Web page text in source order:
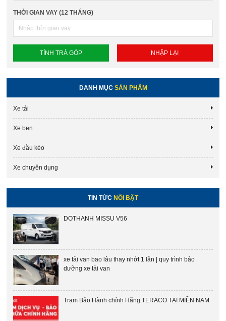
THỜI GIAN VAY (12 THÁNG)
DANH MỤC SẢN PHẨM
Xe tải
Xe ben
Xe đầu kéo
Xe chuyên dụng
TIN TỨC NỔI BẬT
DOTHANH MISSU V56
xe tải van bao lâu thay nhớt 1 lần | quy trình bảo
dưỡng xe tải van
Trạm Bảo Hành chính Hãng TERACO TẠI MIỀN NAM